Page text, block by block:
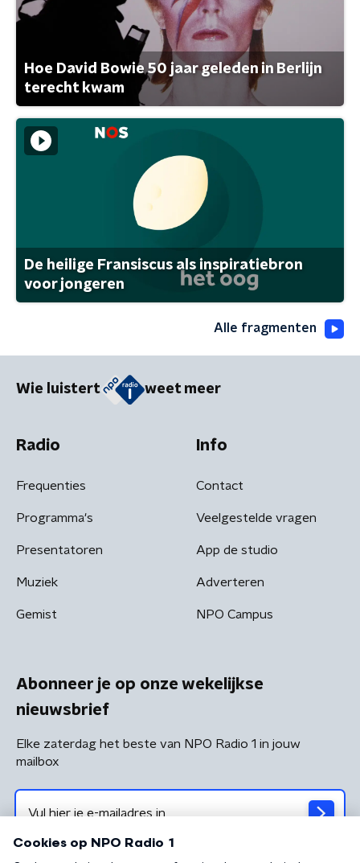
Hoe David Bowie 50 jaar geleden in Berlijn
terecht kwam
De heilige Fransiscus als inspiratiebron
voor jongeren
Alle fragmenten
Wie luistert weet meer
Radio
Frequenties
Programma's
Presentatoren
Muziek
Gemist
Info
Contact
Veelgestelde vragen
App de studio
Adverteren
NPO Campus
Abonneer je op onze wekelijkse
nieuwsbrief
Elke zaterdag het beste van NPO Radio 1 in jouw
mailbox